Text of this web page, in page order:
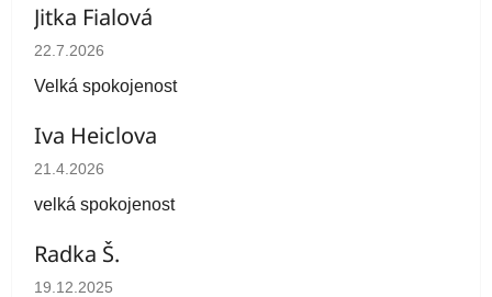
Jitka Fialová
Hodnocení obchodu je 5 z 5 hvězdiček.
22.7.2026
Velká spokojenost
Iva Heiclova
Hodnocení obchodu je 5 z 5 hvězdiček.
21.4.2026
velká spokojenost
Radka Š.
Hodnocení obchodu je 5 z 5 hvězdiček.
19.12.2025